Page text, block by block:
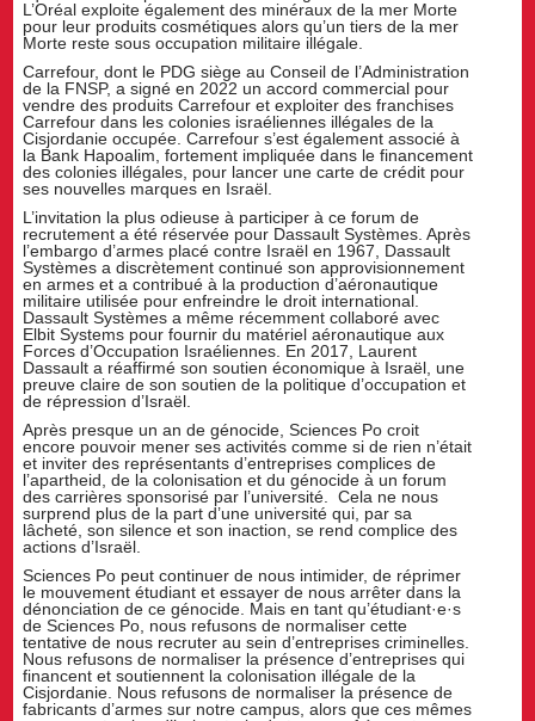
L’Oréal exploite également des minéraux de la mer Morte
pour leur produits cosmétiques alors qu’un tiers de la mer
Morte reste sous occupation militaire illégale.
Carrefour, dont le PDG siège au Conseil de l’Administration
de la FNSP, a signé en 2022 un accord commercial pour
vendre des produits Carrefour et exploiter des franchises
Carrefour dans les colonies israéliennes illégales de la
Cisjordanie occupée. Carrefour s’est également associé à
la Bank Hapoalim, fortement impliquée dans le financement
des colonies illégales, pour lancer une carte de crédit pour
ses nouvelles marques en Israël.
L’invitation la plus odieuse à participer à ce forum de
recrutement a été réservée pour Dassault Systèmes. Après
l’embargo d’armes placé contre Israël en 1967, Dassault
Systèmes a discrètement continué son approvisionnement
en armes et a contribué à la production d’aéronautique
militaire utilisée pour enfreindre le droit international.
Dassault Systèmes a même récemment collaboré avec
Elbit Systems pour fournir du matériel aéronautique aux
Forces d’Occupation Israéliennes. En 2017, Laurent
Dassault a réaffirmé son soutien économique à Israël, une
preuve claire de son soutien de la politique d’occupation et
de répression d’Israël.
Après presque un an de génocide, Sciences Po croit
encore pouvoir mener ses activités comme si de rien n’était
et inviter des représentants d’entreprises complices de
l’apartheid, de la colonisation et du génocide à un forum
des carrières sponsorisé par l’université. Cela ne nous
surprend plus de la part d’une université qui, par sa
lâcheté, son silence et son inaction, se rend complice des
actions d’Israël.
Sciences Po peut continuer de nous intimider, de réprimer
le mouvement étudiant et essayer de nous arrêter dans la
dénonciation de ce génocide. Mais en tant qu’étudiant·e·s
de Sciences Po, nous refusons de normaliser cette
tentative de nous recruter au sein d’entreprises criminelles.
Nous refusons de normaliser la présence d’entreprises qui
financent et soutiennent la colonisation illégale de la
Cisjordanie. Nous refusons de normaliser la présence de
fabricants d’armes sur notre campus, alors que ces mêmes